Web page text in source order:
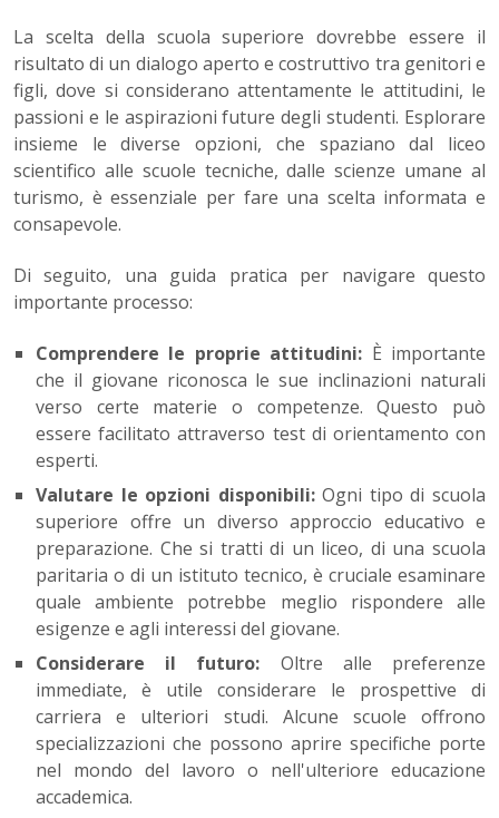
La scelta della scuola superiore dovrebbe essere il
risultato di un dialogo aperto e costruttivo tra genitori e
figli, dove si considerano attentamente le attitudini, le
passioni e le aspirazioni future degli studenti. Esplorare
insieme le diverse opzioni, che spaziano dal liceo
scientifico alle scuole tecniche, dalle scienze umane al
turismo, è essenziale per fare una scelta informata e
consapevole.
Di seguito, una guida pratica per navigare questo
importante processo:
Comprendere le proprie attitudini: È importante
che il giovane riconosca le sue inclinazioni naturali
verso certe materie o competenze. Questo può
essere facilitato attraverso test di orientamento con
esperti.
Valutare le opzioni disponibili:Ogni tipo di scuola
superiore offre un diverso approccio educativo e
preparazione. Che si tratti di un liceo, di una scuola
paritaria o di un istituto tecnico, è cruciale esaminare
quale ambiente potrebbe meglio rispondere alle
esigenze e agli interessi del giovane.
Considerare il futuro: Oltre alle preferenze
immediate, è utile considerare le prospettive di
carriera e ulteriori studi. Alcune scuole offrono
specializzazioni che possono aprire specifiche porte
nel mondo del lavoro o nell'ulteriore educazione
accademica.